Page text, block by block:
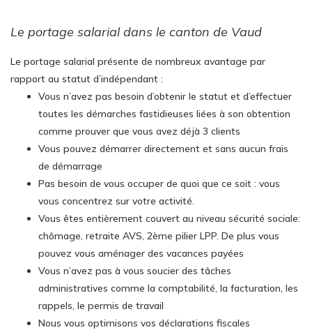
Le portage salarial dans le canton de Vaud
Le portage salarial présente de nombreux avantage par
rapport au statut d’indépendant :
Vous n’avez pas besoin d’obtenir le statut et d’effectuer
toutes les démarches fastidieuses liées à son obtention
comme prouver que vous avez déjà 3 clients
Vous pouvez démarrer directement et sans aucun frais
de démarrage
Pas besoin de vous occuper de quoi que ce soit : vous
vous concentrez sur votre activité.
Vous êtes entièrement couvert au niveau sécurité sociale:
chômage, retraite AVS, 2ème pilier LPP. De plus vous
pouvez vous aménager des vacances payées
Vous n’avez pas à vous soucier des tâches
administratives comme la comptabilité, la facturation, les
rappels, le permis de travail
Nous vous optimisons vos déclarations fiscales